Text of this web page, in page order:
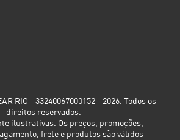
RIO - 33240067000152 - 2026. Todos os
direitos reservados.
ilustrativas. Os preços, promoções,
frete e produtos são válidos